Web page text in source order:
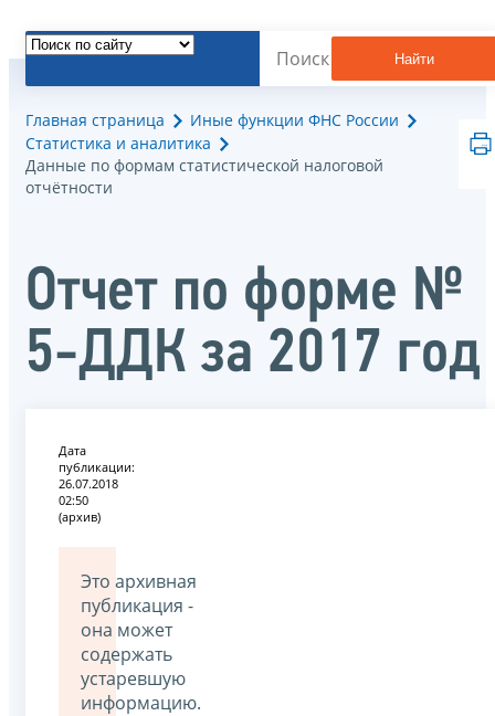
Найти
Главная страница
Иные функции ФНС России
Статистика и аналитика
Данные по формам статистической налоговой
отчётности
Отчет по форме №
5-ДДК за 2017 год
Дата
публикации:
26.07.2018
02:50
(архив)
Это архивная
публикация -
она может
содержать
устаревшую
информацию.